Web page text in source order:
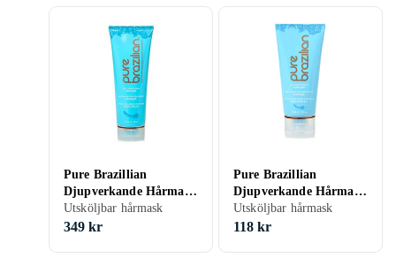
Pure Brazillian
Djupverkande Hårmask
237ml
Utsköljbar hårmask
349 kr
Pure Brazillian
Djupverkande Hårmask
60ml
Utsköljbar hårmask
118 kr